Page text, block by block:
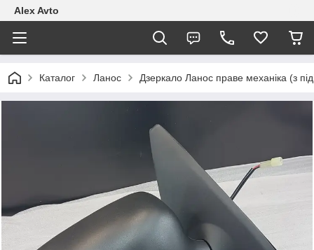
Alex Avto
Каталог Ланос Дзеркало Ланос праве механіка (з